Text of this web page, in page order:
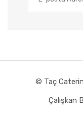
© Taç
Çalışkan